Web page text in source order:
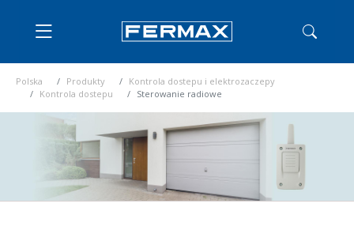
Polska Produkty
Kontrola dostepu i elektrozaczepy
Kontrola dostepu
Sterowanie radiowe